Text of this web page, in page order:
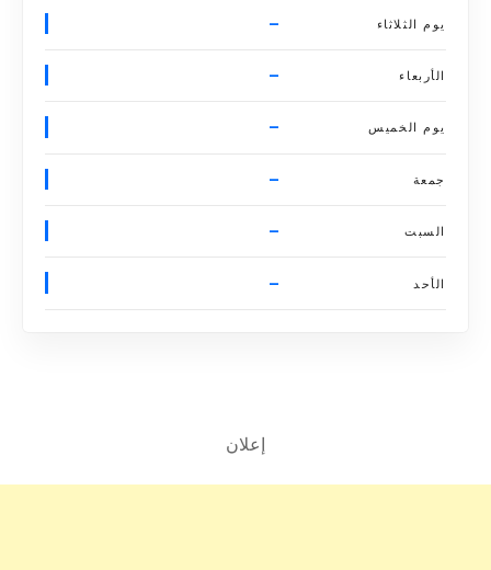
يوم الثلاثاء –
الأربعاء –
يوم الخميس –
جمعة –
السبت –
الأحد –
إعلان